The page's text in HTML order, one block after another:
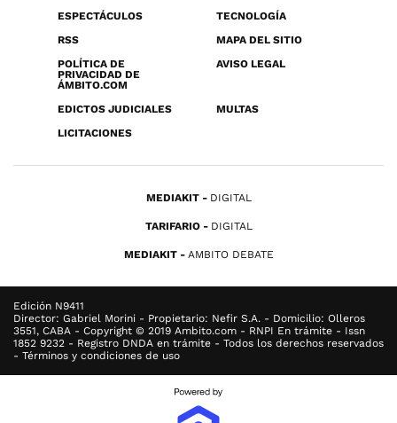
ESPECTÁCULOS
TECNOLOGÍA
RSS
MAPA DEL SITIO
POLÍTICA DE
PRIVACIDAD DE
ÁMBITO.COM
AVISO LEGAL
EDICTOS JUDICIALES
MULTAS
LICITACIONES
MEDIAKIT DIGITAL
TARIFARIO DIGITAL
MEDIAKIT AMBITO DEBATE
Edición N9411
Director: Gabriel Morini - Propietario: Nefir S.A. - Domicilio: Olleros
3551, CABA - Copyright © 2019 Ambito.com - RNPI En trámite - Issn
1852 9232 - Registro DNDA en trámite - Todos los derechos reservados
- Términos y condiciones de uso